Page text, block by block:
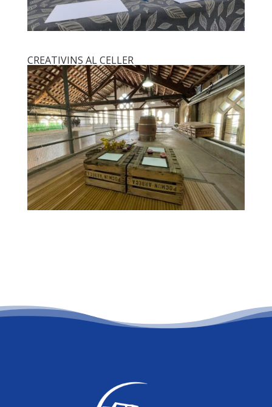
CREATIVINS AL CELLER